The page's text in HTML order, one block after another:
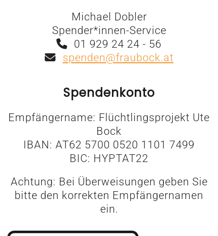
Michael Dobler
Spender*innen-Service
01 929 24 24 - 56
spenden@fraubock.at
Spendenkonto
Empfängername: Flüchtlingsprojekt Ute
Bock
IBAN: AT62 5700 0520 1101 7499
BIC: HYPTAT22
Achtung: Bei Überweisungen geben Sie
bitte den korrekten Empfängernamen
ein.